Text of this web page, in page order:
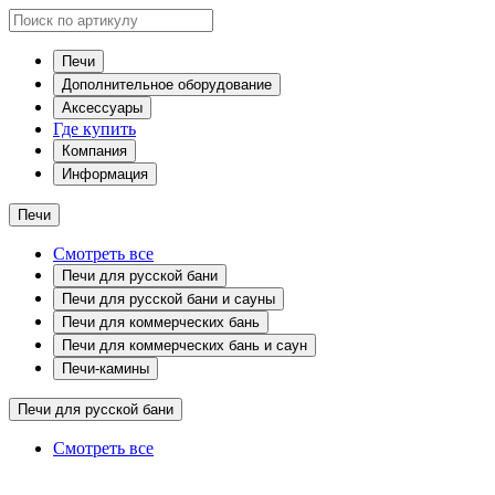
Печи
Дополнительное оборудование
Аксессуары
Где купить
Компания
Информация
Печи
Смотреть все
Печи для русской бани
Печи для русской бани и сауны
Печи для коммерческих бань
Печи для коммерческих бань и саун
Печи-камины
Печи для русской бани
Смотреть все